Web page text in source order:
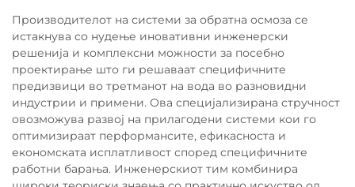
Производителот на системи за обратна осмоза се
истакнува со нудење иновативни инженерски
решенија и комплексни можности за посебно
проектирање што ги решаваат специфичните
предизвици во третманот на вода во разновидни
индустрии и примени. Ова специјализирана стручност
овозможува развој на прилагодени системи кои го
оптимизираат перформансите, ефикасноста и
економската исплатливост според специфичните
работни барања. Инженерскиот тим комбинира